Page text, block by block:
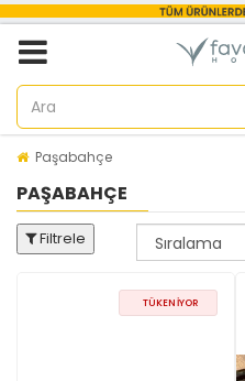
Paşabahçe
PAŞABAHÇE
Filtrele
TÜKENIYOR